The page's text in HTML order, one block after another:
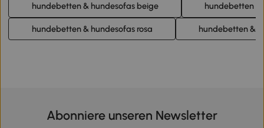
hundebetten & hundesofas beige hundebetten &
hundebetten & hundesofas rosa hundebetten &
Abonniere unseren Newsletter